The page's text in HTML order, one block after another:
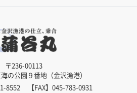
〒236-00113
の公園９番地（金沢漁港）
8552
【FAX】045-783-0931